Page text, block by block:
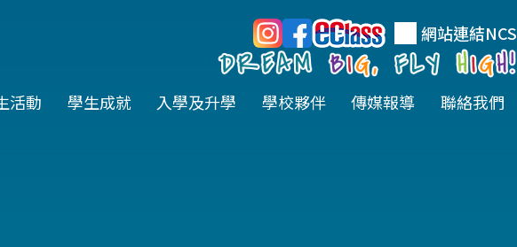
網站連結NCS
活動 學生成就 入學及升學 學校夥伴 傳媒報導 聯絡我們